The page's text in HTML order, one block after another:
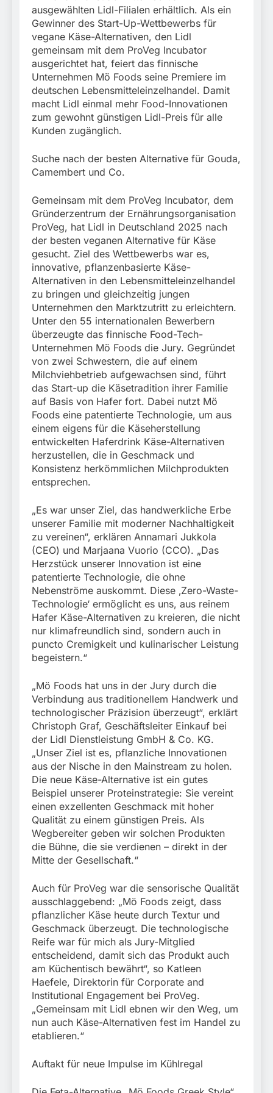
Beinahekollision an
Bahnübergang in Aubing
/ Bundespolizei ermittelt
wegen gefährlichen
Eingriffs in den
Bahnverkehr
5. August 2026
ausgewählten Lidl-Filialen erhältlich. Als ein
Gewinner des Start-Up-Wettbewerbs für
vegane Käse-Alternativen, den Lidl
gemeinsam mit dem ProVeg Incubator
ausgerichtet hat, feiert das finnische
Unternehmen Mö Foods seine Premiere im
deutschen Lebensmitteleinzelhandel. Damit
macht Lidl einmal mehr Food-Innovationen
zum gewohnt günstigen Lidl-Preis für alle
Kunden zugänglich.
Suche nach der besten Alternative für Gouda,
Camembert und Co.
Gemeinsam mit dem ProVeg Incubator, dem
Gründerzentrum der Ernährungsorganisation
ProVeg, hat Lidl in Deutschland 2025 nach
der besten veganen Alternative für Käse
gesucht. Ziel des Wettbewerbs war es,
innovative, pflanzenbasierte Käse-
Alternativen in den Lebensmitteleinzelhandel
zu bringen und gleichzeitig jungen
Unternehmen den Marktzutritt zu erleichtern.
Unter den 55 internationalen Bewerbern
überzeugte das finnische Food-Tech-
Unternehmen Mö Foods die Jury. Gegründet
von zwei Schwestern, die auf einem
Milchviehbetrieb aufgewachsen sind, führt
das Start-up die Käsetradition ihrer Familie
auf Basis von Hafer fort. Dabei nutzt Mö
Foods eine patentierte Technologie, um aus
einem eigens für die Käseherstellung
entwickelten Haferdrink Käse-Alternativen
herzustellen, die in Geschmack und
Konsistenz herkömmlichen Milchprodukten
entsprechen.
„Es war unser Ziel, das handwerkliche Erbe
unserer Familie mit moderner Nachhaltigkeit
zu vereinen“, erklären Annamari Jukkola
(CEO) und Marjaana Vuorio (CCO). „Das
Herzstück unserer Innovation ist eine
patentierte Technologie, die ohne
Nebenströme auskommt. Diese ‚Zero-Waste-
Technologie‘ ermöglicht es uns, aus reinem
Hafer Käse-Alternativen zu kreieren, die nicht
nur klimafreundlich sind, sondern auch in
puncto Cremigkeit und kulinarischer Leistung
begeistern.“
„Mö Foods hat uns in der Jury durch die
Verbindung aus traditionellem Handwerk und
technologischer Präzision überzeugt“, erklärt
Christoph Graf, Geschäftsleiter Einkauf bei
der Lidl Dienstleistung GmbH & Co. KG.
„Unser Ziel ist es, pflanzliche Innovationen
aus der Nische in den Mainstream zu holen.
Die neue Käse-Alternative ist ein gutes
Beispiel unserer Proteinstrategie: Sie vereint
einen exzellenten Geschmack mit hoher
Qualität zu einem günstigen Preis. Als
Wegbereiter geben wir solchen Produkten
die Bühne, die sie verdienen – direkt in der
Mitte der Gesellschaft.“
Auch für ProVeg war die sensorische Qualität
ausschlaggebend: „Mö Foods zeigt, dass
pflanzlicher Käse heute durch Textur und
Geschmack überzeugt. Die technologische
Reife war für mich als Jury-Mitglied
entscheidend, damit sich das Produkt auch
am Küchentisch bewährt“, so Katleen
Haefele, Direktorin für Corporate and
Institutional Engagement bei ProVeg.
„Gemeinsam mit Lidl ebnen wir den Weg, um
nun auch Käse-Alternativen fest im Handel zu
etablieren.“
Auftakt für neue Impulse im Kühlregal